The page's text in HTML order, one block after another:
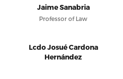
Jaime Sanabria
Professor of Law
Lcdo Josué Cardona
Hernández